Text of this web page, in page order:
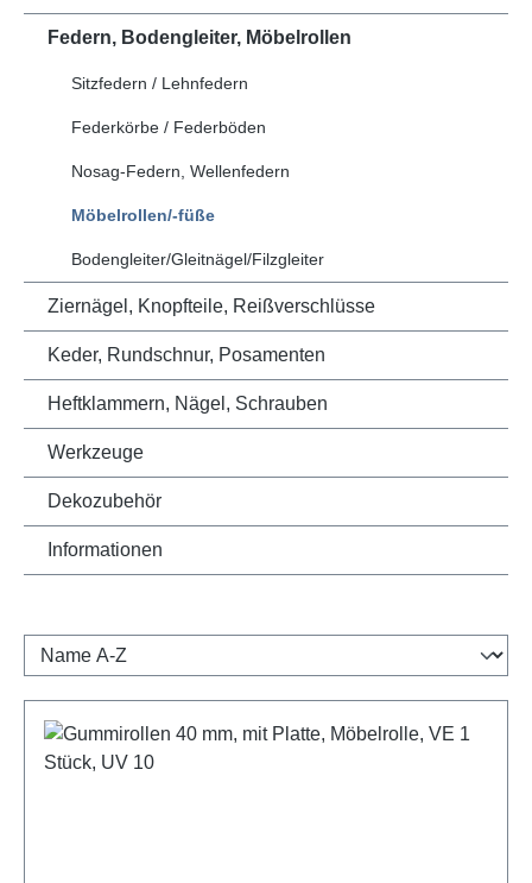
Federn, Bodengleiter, Möbelrollen
Sitzfedern / Lehnfedern
Federkörbe / Federböden
Nosag-Federn, Wellenfedern
Möbelrollen/-füße
Bodengleiter/Gleitnägel/Filzgleiter
Ziernägel, Knopfteile, Reißverschlüsse
Keder, Rundschnur, Posamenten
Heftklammern, Nägel, Schrauben
Werkzeuge
Dekozubehör
Informationen